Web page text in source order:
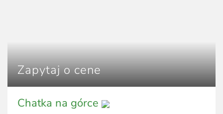
Zapytaj o cene
Chatka na górce